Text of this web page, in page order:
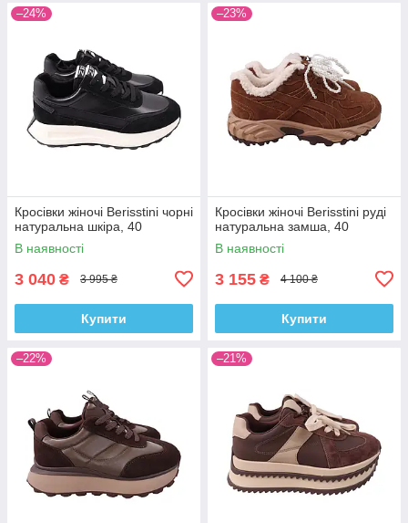
–24%
Кросівки жіночі Berisstini чорні
натуральна шкіра, 40
В наявності
3 040 ₴ 3 995 ₴
Купити
–23%
Кросівки жіночі Berisstini руді
натуральна замша, 40
В наявності
3 155 ₴ 4 100 ₴
Купити
–22% –21%